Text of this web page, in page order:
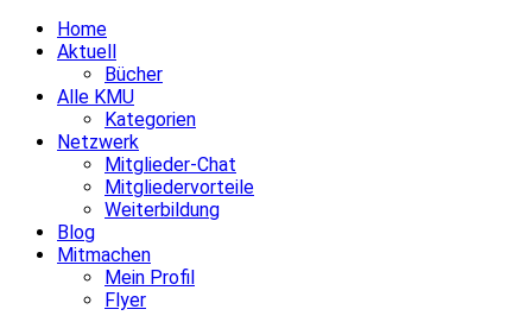
Home
Aktuell
Bücher
Alle KMU
Kategorien
Netzwerk
Mitglieder-Chat
Mitgliedervorteile
Weiterbildung
Blog
Mitmachen
Mein Profil
Flyer